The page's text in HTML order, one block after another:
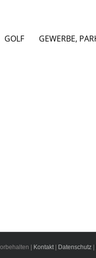
GOLF GEWERBE,
| Kontakt| Datenschutz